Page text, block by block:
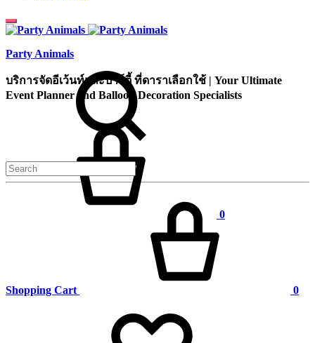
Party Animals
บริการจัดอีเว้นท์และปาร์ตี้ ที่ดาราเลือกใช้ | Your Ultimate
Event Planner and Balloon Decoration Specialists
0
Search
Shopping Cart 0